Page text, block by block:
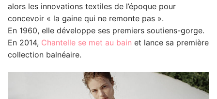
alors les innovations textiles de l’époque pour
concevoir « la gaine qui ne remonte pas ».
En 1960, elle développe ses premiers soutiens-gorge.
En 2014, Chantelle se met au bain et lance sa première
collection balnéaire.